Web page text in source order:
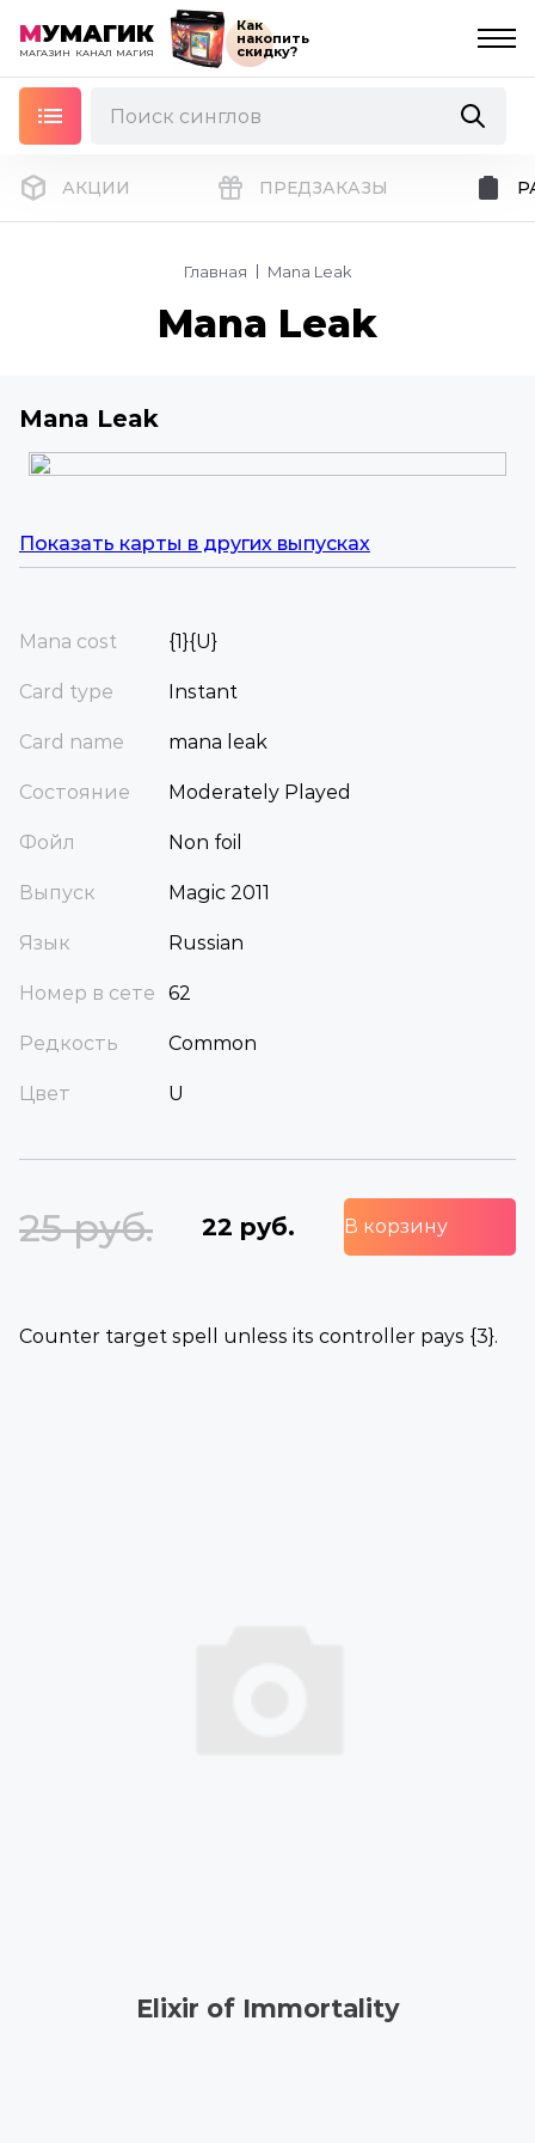
МУМАГИК
МАГАЗИН КАНАЛ МАГИЯ
Как
накопить
скидку?
АКЦИИ ПРЕДЗАКАЗЫ
Главная Mana Leak
Mana Leak
Mana Leak
Показать карты в других выпусках
Mana cost {1}{U}
Card type Instant
Card name mana leak
Состояние Moderately Played
Фойл Non foil
Выпуск Magic 2011
Язык Russian
Номер в сете 62
Редкость Common
Цвет U
25 руб. 22 руб. В корзину
Counter target spell unless its controller pays {3}.
Elixir of Immortality